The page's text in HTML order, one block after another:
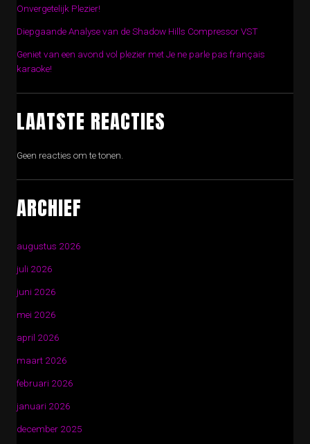
Onvergetelijk Plezier!
Diepgaande Analyse van de Shadow Hills Compressor VST
Geniet van een avond vol plezier met Je ne parle pas français
karaoke!
LAATSTE REACTIES
Geen reacties om te tonen.
ARCHIEF
augustus 2026
juli 2026
juni 2026
mei 2026
april 2026
maart 2026
februari 2026
januari 2026
december 2025